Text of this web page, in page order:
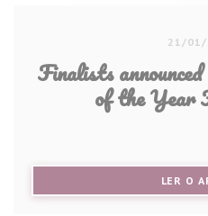
21/01/
Finalists
of the Year
LER O